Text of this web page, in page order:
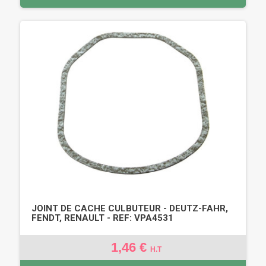
JOINT DE CACHE CULBUTEUR - DEUTZ-FAHR,
FENDT, RENAULT - REF: VPA4531
1,46 € H.T